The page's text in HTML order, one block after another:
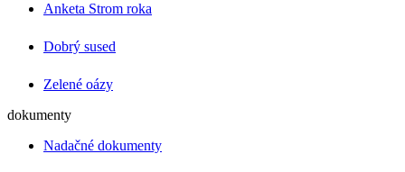
Anketa Strom roka
Dobrý sused
Zelené oázy
dokumenty
Nadačné dokumenty